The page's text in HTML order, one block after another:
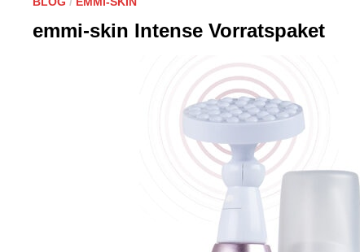
emmi-skin Intense Vorratspaket